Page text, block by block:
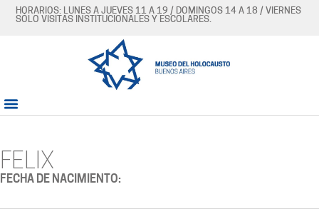
HORARIOS: LUNES A JUEVES 11 A 19 / DOMINGOS 14 A 18 / VIERNES
SÓLO VISITAS INSTITUCIONALES Y ESCOLARES.
FELIX
FECHA DE NACIMIENTO: